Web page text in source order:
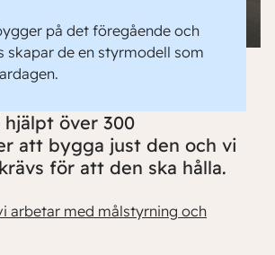
på det föregående och
skapar de en styrmodell som
hjälpt över 300
att bygga just den och vi
för att den ska hålla.
arbetar med målstyrning och